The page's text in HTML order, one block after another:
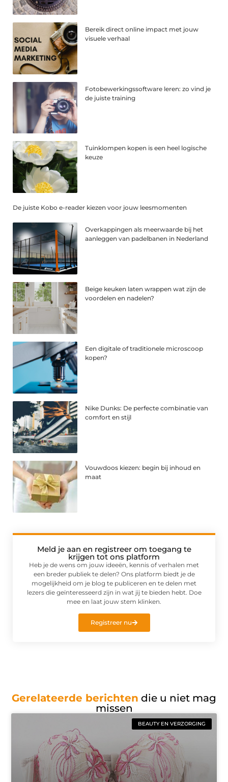
Bereik direct online impact met jouw
visuele verhaal
Fotobewerkingssoftware leren: zo vind je
de juiste training
Tuinklompen kopen is een heel logische
keuze
De juiste Kobo e-reader kiezen voor jouw leesmomenten
Overkappingen als meerwaarde bij het
aanleggen van padelbanen in Nederland
Beige keuken laten wrappen wat zijn de
voordelen en nadelen?
Een digitale of traditionele microscoop
kopen?
Nike Dunks: De perfecte combinatie van
comfort en stijl
Vouwdoos kiezen: begin bij inhoud en
maat
Meld je aan en registreer om toegang te
krijgen tot ons platform
Heb je de wens om jouw ideeën, kennis of verhalen met
een breder publiek te delen? Ons platform biedt je de
mogelijkheid om je blog te publiceren en te delen met
lezers die geïnteresseerd zijn in wat jij te bieden hebt. Doe
mee en laat jouw stem klinken.
Registreer nu
Gerelateerde berichten die u niet mag
missen
BEAUTY EN VERZORGING